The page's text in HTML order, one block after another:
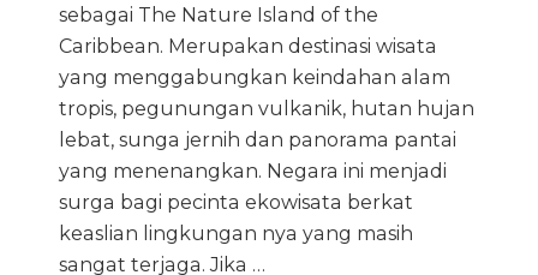
sebagai The Nature Island of the
Caribbean. Merupakan destinasi wisata
yang menggabungkan keindahan alam
tropis, pegunungan vulkanik, hutan hujan
lebat, sunga jernih dan panorama pantai
yang menenangkan. Negara ini menjadi
surga bagi pecinta ekowisata berkat
keaslian lingkungan nya yang masih
sangat terjaga. Jika …